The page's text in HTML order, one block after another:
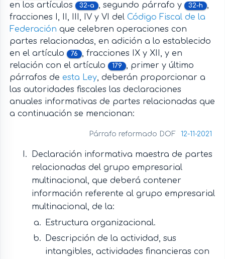
en los artículos
32-a , segundo párrafo y 32-h
,
fracciones I, II, III, IV y VI del Código Fiscal de la
Federación que celebren operaciones con
partes relacionadas, en adición a lo establecido
en el artículo
76
, fracciones IX y XII, y en
relación con el artículo
179
, primer y último
párrafos de esta Ley, deberán proporcionar a
las autoridades fiscales las declaraciones
anuales informativas de partes relacionadas que
a continuación se mencionan:
Párrafo reformado DOF 12-11-2021
Declaración informativa maestra de partes
relacionadas del grupo empresarial
multinacional, que deberá contener
información referente al grupo empresarial
multinacional, de la:
Estructura organizacional.
Descripción de la actividad, sus
intangibles, actividades financieras con